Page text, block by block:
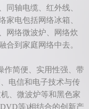
同轴电缆、红外线、
家电包括网络冰箱、
网络微波炉、网络炊
合到家庭网络中去。
作简便、实用性强、带
电信和电子技术与传
、微波炉等和黑色家
等)相结合的创新产